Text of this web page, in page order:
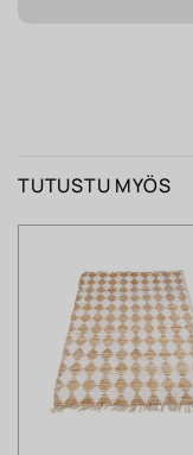
TUTUSTU MYÖS